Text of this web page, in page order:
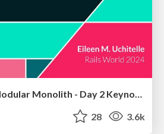
28 3.6k